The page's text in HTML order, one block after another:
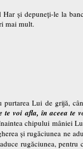
și depuneți-le la
mai mult.
purtarea Lui de grijă,
te voi afla, în aceea te
chipului mâniei
și rugăciunea ne
rugăciunea, pentru